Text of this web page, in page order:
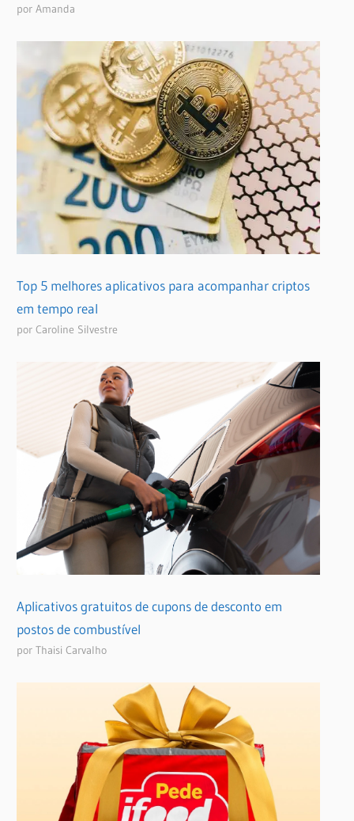
por Amanda
Top 5 melhores aplicativos para acompanhar criptos
em tempo real
por Caroline Silvestre
Aplicativos gratuitos de cupons de desconto em
postos de combustível
por Thaisi Carvalho